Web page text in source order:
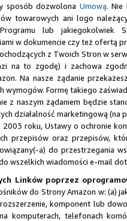
sposób dozwolona Umową. Nie
towarowych ani logo
lub jakiegokolwiek
w dokumencie czy też ofertą
z Twoich Stron w
na to zgodę) i zachowa
Na nasze żądanie
wymogów. Formę takiego
z naszym żądaniem będzie
działalność marketingową (na
2003 roku, Ustawy o ochronie
przepisów oraz przepisów,
a) do przestrzegania
wszelkich wiadomości e-mail
Linków poprzez
do Strony Amazon w:
komponent lub
komputerach, telefonach